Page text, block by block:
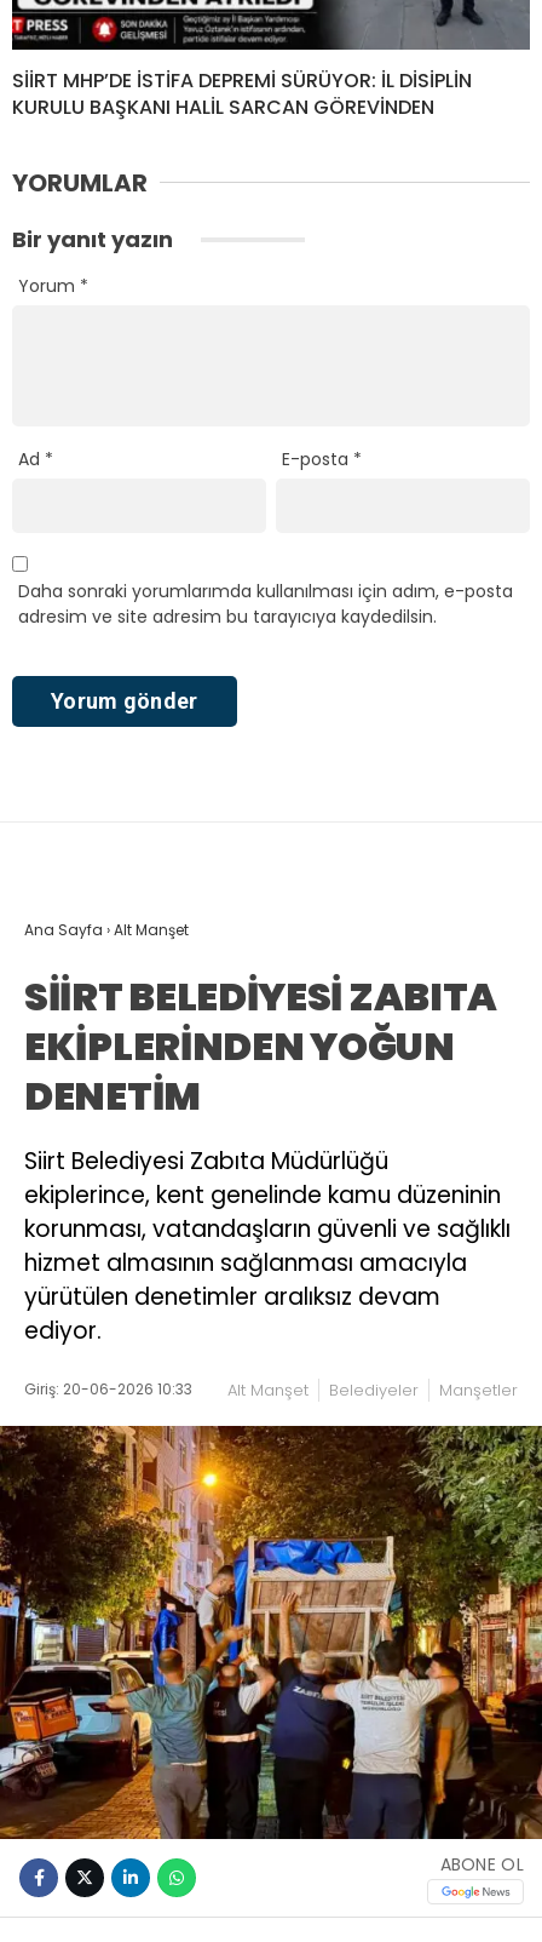
SİİRT MHP’DE İSTİFA DEPREMİ SÜRÜYOR: İL DİSİPLİN
KURULU BAŞKANI HALİL SARCAN GÖREVİNDEN
YORUMLAR
Bir yanıt yazın
Yorum *
Ad * E-posta *
Daha sonraki yorumlarımda kullanılması için adım, e-posta
adresim ve site adresim bu tarayıcıya kaydedilsin.
Ana Sayfa ›Alt Manşet
SİİRT BELEDİYESİ ZABITA
EKİPLERİNDEN YOĞUN
DENETİM
Siirt Belediyesi Zabıta Müdürlüğü
ekiplerince, kent genelinde kamu düzeninin
korunması, vatandaşların güvenli ve sağlıklı
hizmet almasının sağlanması amacıyla
yürütülen denetimler aralıksız devam
ediyor.
Giriş: 20-06-2026 10:33 Alt Manşet Belediyeler Manşetler
ABONE OL